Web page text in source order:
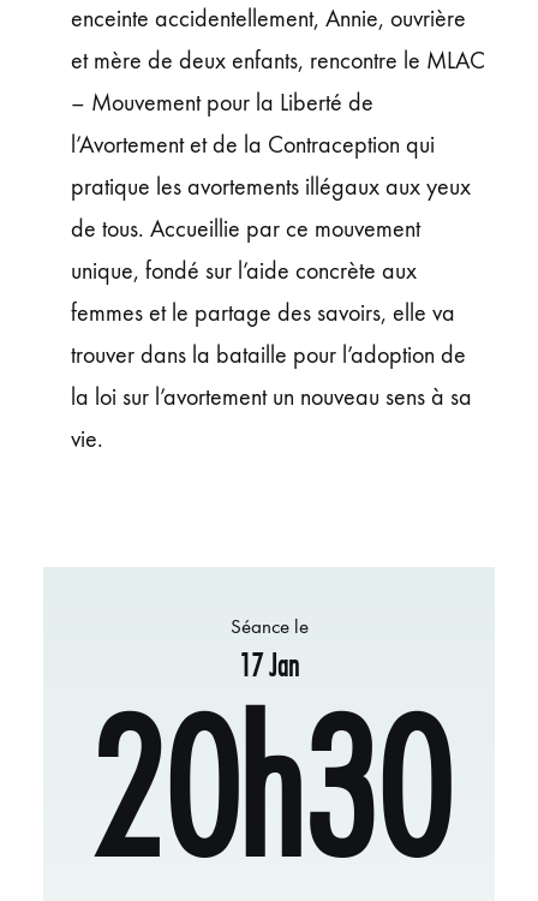
enceinte accidentellement, Annie, ouvrière
et mère de deux enfants, rencontre le MLAC
– Mouvement pour la Liberté de
l’Avortement et de la Contraception qui
pratique les avortements illégaux aux yeux
de tous. Accueillie par ce mouvement
unique, fondé sur l’aide concrète aux
femmes et le partage des savoirs, elle va
trouver dans la bataille pour l’adoption de
la loi sur l’avortement un nouveau sens à sa
vie.
Séance le
17 Jan
20h30